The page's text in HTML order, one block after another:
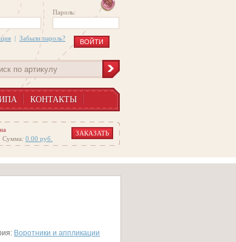
Пароль:
| Забыли пароль?
КОНТАКТЫ
Сумма: 0.00 руб.
ЗАКАЗАТЬ
Воротники и аппликации